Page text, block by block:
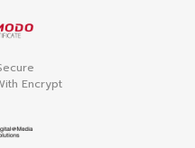
Encrypt